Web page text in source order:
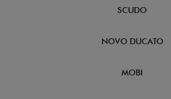
SCUDO
NOVO DUCATO
MOBI